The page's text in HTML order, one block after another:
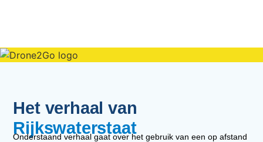
Het verhaal van
Rijkswaterstaat
Onderstaand verhaal gaat over het gebruik van een op afstand